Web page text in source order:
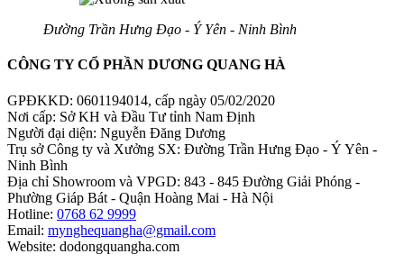
Đường Trần Hưng Đạo - Ý Yên - Ninh Bình
CÔNG TY CỔ PHẦN DƯƠNG QUANG HÀ
GPĐKKD: 0601194014, cấp ngày 05/02/2020
Nơi cấp: Sở KH và Đầu Tư tỉnh Nam Định
Người đại diện: Nguyễn Đăng Dương
Trụ sở Công ty và Xưởng SX: Đường Trần Hưng Đạo - Ý Yên -
Ninh Bình
Địa chỉ Showroom và VPGD: 843 - 845 Đường Giải Phóng -
Phường Giáp Bát - Quận Hoàng Mai - Hà Nội
Hotline: 0768 62 9999
Email: mynghequangha@gmail.com
Website: dodongquangha.com